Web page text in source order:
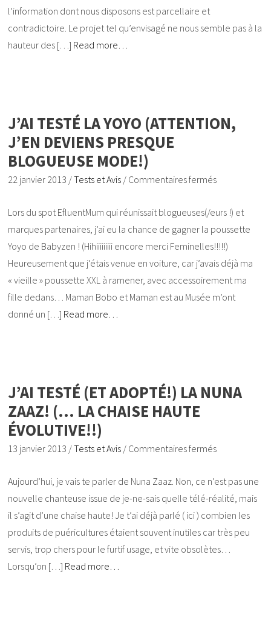
l’information dont nous disposons est parcellaire et
contradictoire. Le projet tel qu’envisagé ne nous semble pas à la
hauteur des […] Read more…
J’AI TESTÉ LA YOYO (ATTENTION,
J’EN DEVIENS PRESQUE
BLOGUEUSE MODE!)
22 janvier 2013 /Tests et Avis / Commentaires fermés
Lors du spot EfluentMum qui réunissait blogueuses(/eurs !) et
marques partenaires, j’ai eu la chance de gagner la poussette
Yoyo de Babyzen ! (Hihiiiiiiiii encore merci Feminelles!!!!!)
Heureusement que j’étais venue en voiture, car j’avais déjà ma
« vieille » poussette XXL à ramener, avec accessoirement ma
fille dedans… Maman Bobo et Maman est au Musée m’ont
donné un […] Read more…
J’AI TESTÉ (ET ADOPTÉ!) LA NUNA
ZAAZ! (… LA CHAISE HAUTE
ÉVOLUTIVE!!)
13 janvier 2013 /Tests et Avis / Commentaires fermés
Aujourd’hui, je vais te parler de Nuna Zaaz. Non, ce n’est pas une
nouvelle chanteuse issue de je-ne-sais quelle télé-réalité, mais
il s’agit d’une chaise haute! Je t’ai déjà parlé ( ici ) combien les
produits de puéricultures étaient souvent inutiles car très peu
servis, trop chers pour le furtif usage, et vite obsolètes…
Lorsqu’on […] Read more…